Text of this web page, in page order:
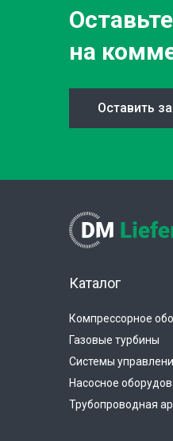
на
Оставить
Каталог
Компрессорное
Газовые турбины
Системы
Насосное
Трубопроводная